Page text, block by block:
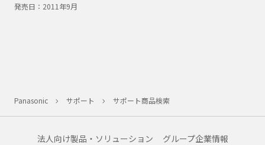
発売日： 2011年9月
Panasonic サポート サポート商品検索
法人向け製品・ソリューション グループ企業情報